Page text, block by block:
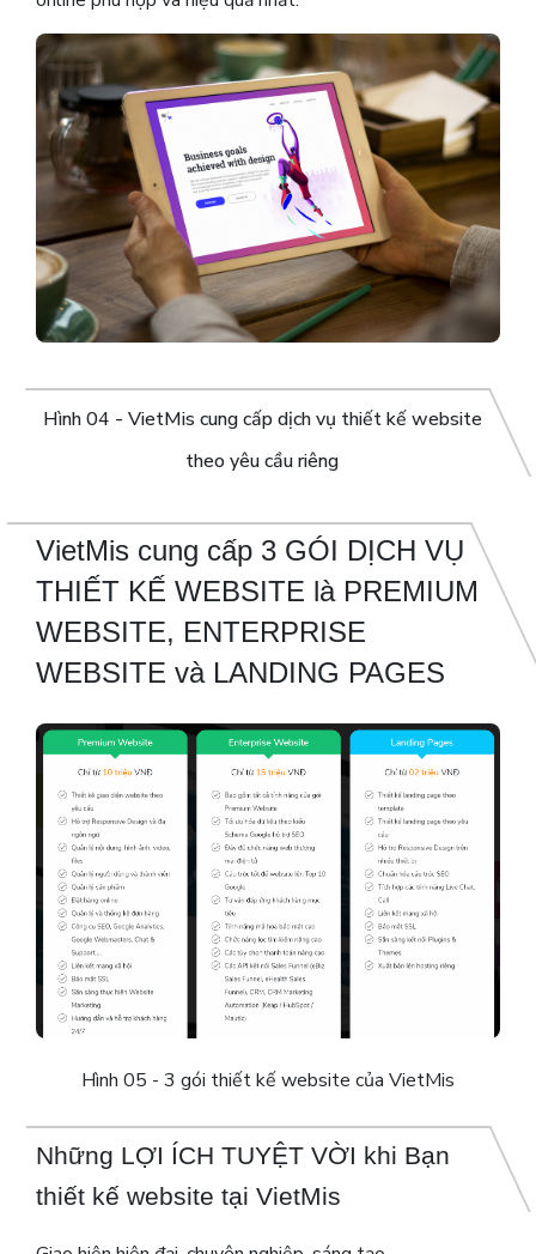
Hình 04 - VietMis cung cấp dịch vụ thiết kế website
theo yêu cầu riêng
VietMis cung cấp 3 GÓI DỊCH VỤ
THIẾT KẾ WEBSITE là PREMIUM
WEBSITE, ENTERPRISE
WEBSITE và LANDING PAGES
Hình 05 - 3 gói thiết kế website của VietMis
Những LỢI ÍCH TUYỆT VỜI khi Bạn
thiết kế website tại VietMis